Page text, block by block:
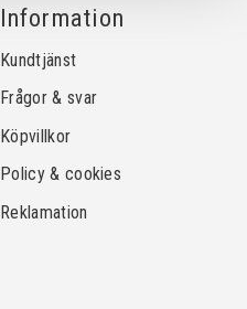
Information
Kundtjänst
Frågor & svar
Köpvillkor
Policy & cookies
Reklamation